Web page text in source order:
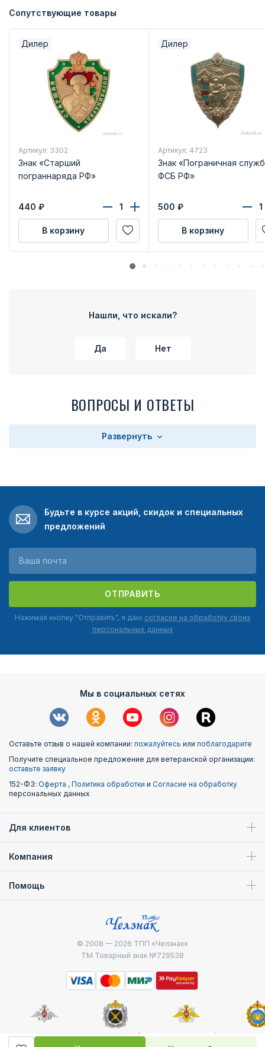
Сопутствующие товары
Дилер
Артикул: 3302
Знак «Старший
пограннаряда РФ»
440 ₽
В корзину
Дилер
Артикул: 4723
Знак «Пограничная
ФСБ РФ»
500 ₽
В корзину
Нашли, что искали?
Да Нет
ВОПРОСЫ И ОТВЕТЫ
Развернуть
Будьте в курсе акций, скидок и специальных
предложений
ОТПРАВИТЬ
Нажимая кнопку "Отправить", я даю согласие на обработку своих
персональных данных
Мы в социальных сетях
Оставьте отзыв о нашей компании: пожалуйтесь или поблагодарите
Получите специальное предложение для ветеранской организации:
оставьте заявку
152-ФЗ: Оферта , Политика обработки и Согласие на обработку
персональных данных
Для клиентов
Компания
Помощь
© 2008 — 2026 ТПП «Челзнак»
ТМ Товарный знак №729538
Министерство
Генштаб ВС РФ
Военно-морской